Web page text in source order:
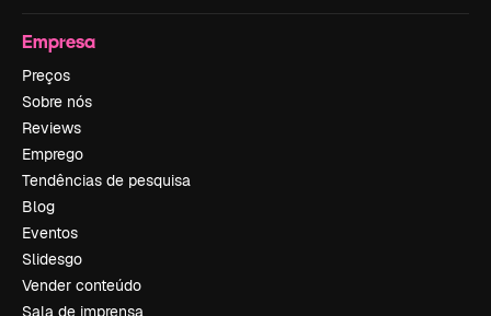
Empresa
Preços
Sobre nós
Reviews
Emprego
Tendências de pesquisa
Blog
Eventos
Slidesgo
Vender conteúdo
Sala de imprensa